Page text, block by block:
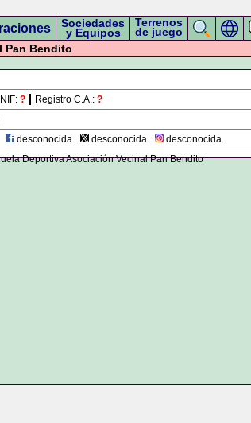
Sociedades
y Equipos
Terrenos
de juego
Pan Bendito
NIF: ? Registro C.A.: ?
desconocida desconocida
desconocida
Deportiva Asociación Vecinal Pan Bendito